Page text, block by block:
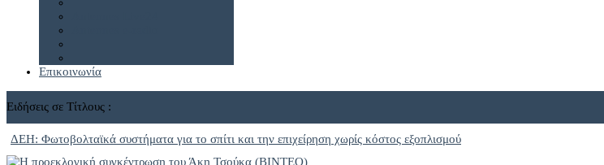
Επικοινωνία
Ειδήσεις σε Τίτλους :
ΔΕΗ: Φωτοβολταϊκά συστήματα για το σπίτι και την επιχείρηση χωρίς κόστος εξοπλισμού